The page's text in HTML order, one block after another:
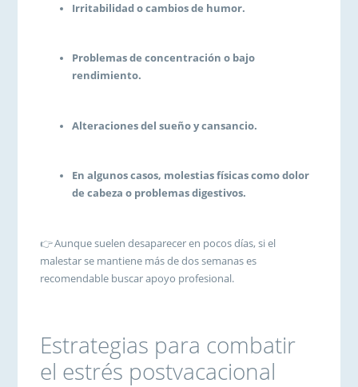
Irritabilidad o cambios de humor.
Problemas de concentración o bajo
rendimiento.
Alteraciones del sueño y cansancio.
En algunos casos, molestias físicas como dolor
de cabeza o problemas digestivos.
👉 Aunque suelen desaparecer en pocos días, si el
malestar se mantiene más de dos semanas es
recomendable buscar apoyo profesional.
Estrategias para combatir
el estrés postvacacional